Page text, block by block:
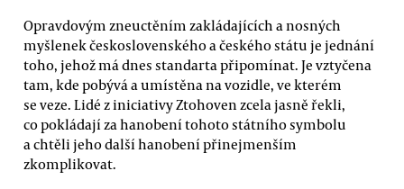
Opravdovým zneuctěním zakládajících a nosných
myšlenek československého a českého státu je jednání
toho, jehož má dnes standarta připomínat. Je vztyčena
tam, kde pobývá a umístěna na vozidle, ve kterém
se veze. Lidé z iniciativy Ztohoven zcela jasně řekli,
co pokládají za hanobení tohoto státního symbolu
a chtěli jeho další hanobení přinejmenším
zkomplikovat.